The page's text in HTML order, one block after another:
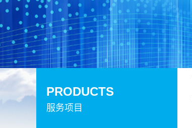
服务项目
PRODUCTS